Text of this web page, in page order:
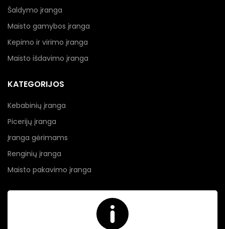
Šaldymo įranga
Maisto gamybos įranga
Kepimo ir virimo įranga
Maisto išdavimo įranga
KATEGORIJOS
Kebabinių įranga
Picerijų įranga
Įranga gėrimams
Renginių įranga
Maisto pakavimo įranga